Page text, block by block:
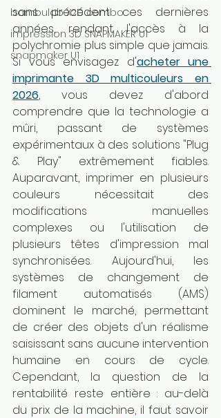
bambulab X2D combo
impression 3D SNAPMAKER U1
snapmaker U1
sans précédent ces dernières
années, rendant l'accès à la
polychromie plus simple que jamais.
Si vous envisagez d'acheter une
imprimante 3D multicouleurs en
2026, vous devez d'abord
comprendre que la technologie a
mûri, passant de systèmes
expérimentaux à des solutions "Plug
& Play" extrêmement fiables.
Auparavant, imprimer en plusieurs
couleurs nécessitait des
modifications manuelles
complexes ou l'utilisation de
plusieurs têtes d'impression mal
synchronisées. Aujourd'hui, les
systèmes de changement de
filament automatisés (AMS)
dominent le marché, permettant
de créer des objets d'un réalisme
saisissant sans aucune intervention
humaine en cours de cycle.
Cependant, la question de la
rentabilité reste entière : au-delà